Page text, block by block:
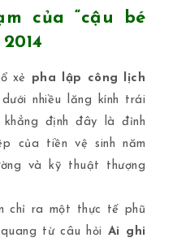
của “cậu bé
xẻ pha lập công lịch
dưới nhiều lăng kính trái
khẳng định đây là đỉnh
của tiền vệ sinh năm
và kỹ thuật thượng
chỉ ra một thực tế phũ
từ câu hỏi Ai ghi